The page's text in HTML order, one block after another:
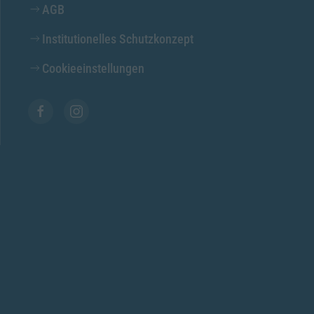
AGB
Institutionelles Schutzkonzept
Cookieeinstellungen